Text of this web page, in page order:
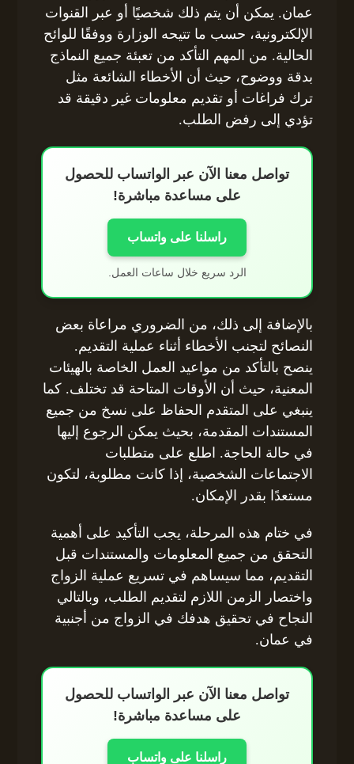
عمان. يمكن أن يتم ذلك شخصيًا أو عبر القنوات
الإلكترونية، حسب ما تتيحه الوزارة ووفقًا للوائح
الحالية. من المهم التأكد من تعبئة جميع النماذج
بدقة ووضوح، حيث أن الأخطاء الشائعة مثل
ترك فراغات أو تقديم معلومات غير دقيقة قد
تؤدي إلى رفض الطلب.
تواصل معنا الآن عبر الواتساب للحصول
على مساعدة مباشرة!
راسلنا على واتساب
الرد سريع خلال ساعات العمل.
بالإضافة إلى ذلك، من الضروري مراعاة بعض
النصائح لتجنب الأخطاء أثناء عملية التقديم.
ينصح بالتأكد من مواعيد العمل الخاصة بالهيئات
المعنية، حيث أن الأوقات المتاحة قد تختلف. كما
ينبغي على المتقدم الحفاظ على نسخ من جميع
المستندات المقدمة، بحيث يمكن الرجوع إليها
في حالة الحاجة. اطلع على متطلبات
الاجتماعات الشخصية، إذا كانت مطلوبة، لتكون
مستعدًا بقدر الإمكان.
في ختام هذه المرحلة، يجب التأكيد على أهمية
التحقق من جميع المعلومات والمستندات قبل
التقديم، مما سيساهم في تسريع عملية الزواج
واختصار الزمن اللازم لتقديم الطلب، وبالتالي
النجاح في تحقيق هدفك في الزواج من أجنبية
في عمان.
تواصل معنا الآن عبر الواتساب للحصول
على مساعدة مباشرة!
راسلنا على واتساب